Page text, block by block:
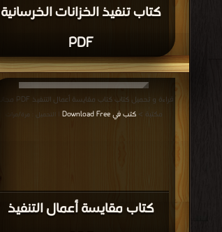
كتاب تنفيذ الخزانات الخرسانية
PDF
كتاب مقايسة أعمال التنفيذ
قراءة و تحميل كتاب كتاب مقايسة أعمال التنفيذ PDF مجانا |
مكتبة >كتب في Download Free | التحميل : مرة/مرات